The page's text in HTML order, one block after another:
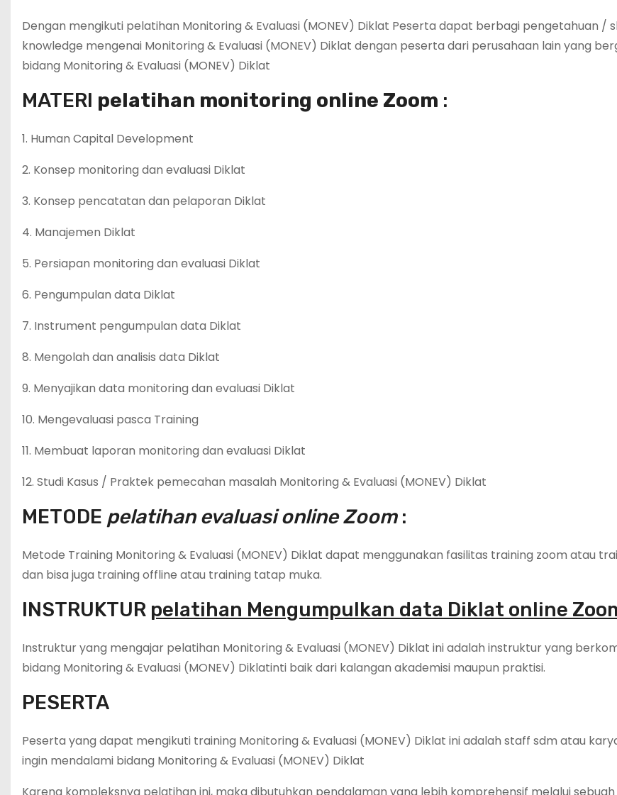
Dengan mengikuti pelatihan Monitoring & Evaluasi (MONEV) Diklat Peserta dapat berbagi pengetahuan /
knowledge mengenai Monitoring & Evaluasi (MONEV) Diklat dengan peserta dari perusahaan lain yang
bidang Monitoring & Evaluasi (MONEV) Diklat
MATERI pelatihan monitoring online Zoom :
1. Human Capital Development
2. Konsep monitoring dan evaluasi Diklat
3. Konsep pencatatan dan pelaporan Diklat
4. Manajemen Diklat
5. Persiapan monitoring dan evaluasi Diklat
6. Pengumpulan data Diklat
7. Instrument pengumpulan data Diklat
8. Mengolah dan analisis data Diklat
9. Menyajikan data monitoring dan evaluasi Diklat
10. Mengevaluasi pasca Training
11. Membuat laporan monitoring dan evaluasi Diklat
12. Studi Kasus / Praktek pemecahan masalah Monitoring & Evaluasi (MONEV) Diklat
METODE pelatihan evaluasi online Zoom:
Metode Training Monitoring & Evaluasi (MONEV) Diklat dapat menggunakan fasilitas training zoom atau
dan bisa juga training offline atau training tatap muka.
INSTRUKTUR pelatihan Mengumpulkan data Diklat online
Instruktur yang mengajar pelatihan Monitoring & Evaluasi (MONEV) Diklat ini adalah instruktur yang
bidang Monitoring & Evaluasi (MONEV) Diklatinti baik dari kalangan akademisi maupun praktisi.
PESERTA
Peserta yang dapat mengikuti training Monitoring & Evaluasi (MONEV) Diklat ini adalah staff sdm atau
ingin mendalami bidang Monitoring & Evaluasi (MONEV) Diklat
Karena kompleksnya pelatihan ini, maka dibutuhkan pendalaman yang lebih komprehensif melalui